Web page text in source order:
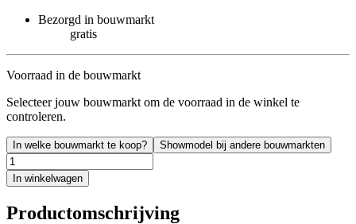
Bezorgd in bouwmarkt
gratis
Voorraad in de bouwmarkt
Selecteer jouw bouwmarkt om de voorraad in de winkel te
controleren.
In welke bouwmarkt te koop? Showmodel bij andere bouwmarkten
In winkelwagen
Productomschrijving